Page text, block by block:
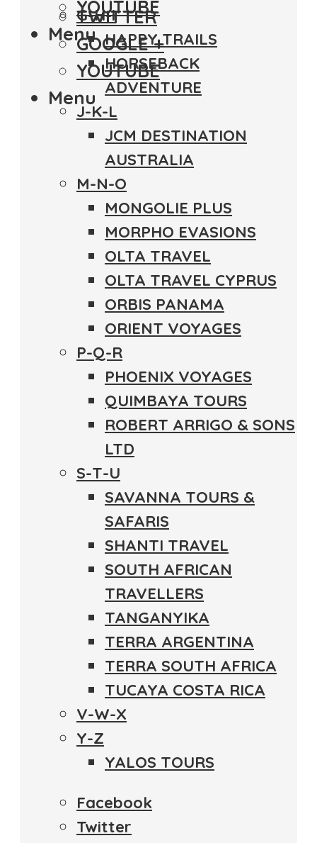
YOUTUBE
Menu
TWITTER
GOOGLE +
YOUTUBE
Menu
G-H-i
HAPPY TRAILS
HORSEBACK
ADVENTURE
J-K-L
JCM DESTINATION
AUSTRALIA
M-N-O
MONGOLIE PLUS
MORPHO EVASIONS
OLTA TRAVEL
OLTA TRAVEL CYPRUS
ORBIS PANAMA
ORIENT VOYAGES
P-Q-R
PHOENIX VOYAGES
QUIMBAYA TOURS
ROBERT ARRIGO & SONS
LTD
S-T-U
SAVANNA TOURS &
SAFARIS
SHANTI TRAVEL
SOUTH AFRICAN
TRAVELLERS
TANGANYIKA
TERRA ARGENTINA
TERRA SOUTH AFRICA
TUCAYA COSTA RICA
V-W-X
Y-Z
YALOS TOURS
Facebook
Twitter